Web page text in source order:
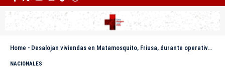
Home - Desalojan viviendas en Matamosquito, Friusa, durante operativo encabezado por Migración
NACIONALES